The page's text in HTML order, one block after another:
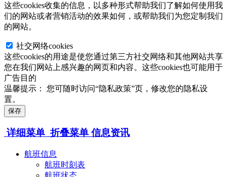
这些cookies收集的信息，以多种形式帮助我们了解如何使用我
们的网站或者营销活动的效果如何，或帮助我们为您定制我们
的网站。
社交网络cookies
这些cookies的用途是使您通过第三方社交网络和其他网站共享
您在我们网站上感兴趣的网页和内容。这些cookies也可能用于
广告目的
温馨提示：
您可随时访问“隐私政策”页，修改您的隐私设
置。
保存
详细菜单 折叠菜单 信息资讯
航班信息
航班时刻表
航班状态